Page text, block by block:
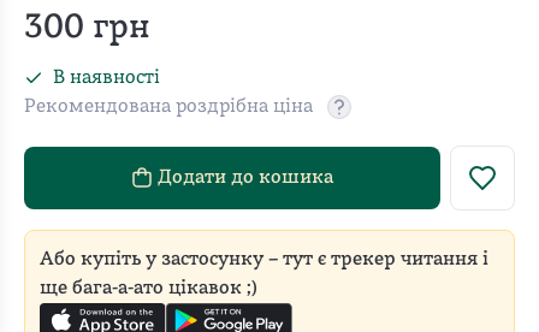
300 грн
В наявності
Рекомендована роздрібна ціна
Додати до кошика
Або купіть у застосунку – тут є трекер читання і
ще бага-а-ато цікавок ;)